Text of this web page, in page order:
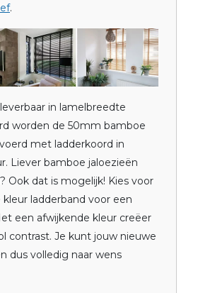
.
in lamelbreedte
worden de 50mm bamboe
met ladderkoord in
Liever bamboe jaloezieën
Ook dat is mogelijk! Kies voor
kleur ladderband voor een
een afwijkende kleur creëer
contrast. Je kunt jouw nieuwe
dus volledig naar wens